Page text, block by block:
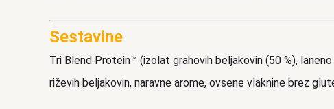
Sestavine
Tri Blend Protein™ (izolat grahovih beljakovin (50 %),
riževih beljakovin, naravne arome, ovsene vlaknine brez